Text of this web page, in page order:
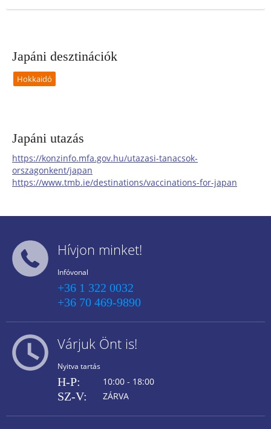
Japáni desztinációk
Hokkaidó
Japáni utazás
https://konzinfo.mfa.gov.hu/utazasi-tanacsok-
orszagonkent/japan
https://www.tmb.ie/destinations/vaccinations-for-japan
Hívjon minket!
Infóvonal
+36 1 322 0032
+36 70 469-9890
Várjuk Önt is!
Nyitva tartás
H-P: 10:00 - 18:00
SZ-V: ZÁRVA